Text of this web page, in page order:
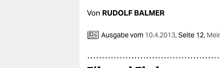
Von RUDOLF BALMER
Ausgabe vom 10.4.2013,Seite 12,